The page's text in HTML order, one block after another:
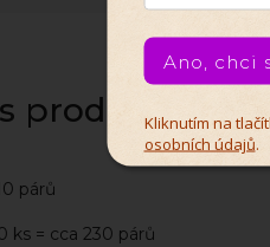
produktu
párů
ks = cca 230 párů
Ano, chci
Kliknutím na
osobních údajů.